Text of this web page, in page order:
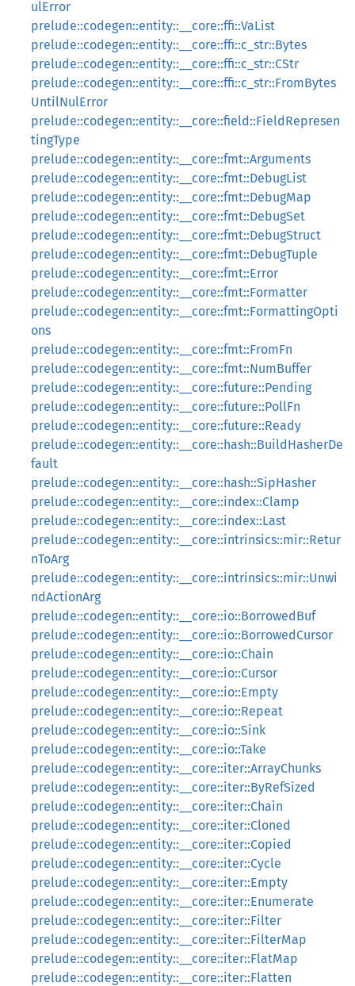
ulError
prelude::codegen::entity::__core::ffi::VaList
prelude::codegen::entity::__core::ffi::c_str::Bytes
prelude::codegen::entity::__core::ffi::c_str::CStr
prelude::codegen::entity::__core::ffi::c_str::FromBytes
UntilNulError
prelude::codegen::entity::__core::field::FieldRepresen
tingType
prelude::codegen::entity::__core::fmt::Arguments
prelude::codegen::entity::__core::fmt::DebugList
prelude::codegen::entity::__core::fmt::DebugMap
prelude::codegen::entity::__core::fmt::DebugSet
prelude::codegen::entity::__core::fmt::DebugStruct
prelude::codegen::entity::__core::fmt::DebugTuple
prelude::codegen::entity::__core::fmt::Error
prelude::codegen::entity::__core::fmt::Formatter
prelude::codegen::entity::__core::fmt::FormattingOpti
ons
prelude::codegen::entity::__core::fmt::FromFn
prelude::codegen::entity::__core::fmt::NumBuffer
prelude::codegen::entity::__core::future::Pending
prelude::codegen::entity::__core::future::PollFn
prelude::codegen::entity::__core::future::Ready
prelude::codegen::entity::__core::hash::BuildHasherDe
fault
prelude::codegen::entity::__core::hash::SipHasher
prelude::codegen::entity::__core::index::Clamp
prelude::codegen::entity::__core::index::Last
prelude::codegen::entity::__core::intrinsics::mir::Retur
nToArg
prelude::codegen::entity::__core::intrinsics::mir::Unwi
ndActionArg
prelude::codegen::entity::__core::io::BorrowedBuf
prelude::codegen::entity::__core::io::BorrowedCursor
prelude::codegen::entity::__core::io::Chain
prelude::codegen::entity::__core::io::Cursor
prelude::codegen::entity::__core::io::Empty
prelude::codegen::entity::__core::io::Repeat
prelude::codegen::entity::__core::io::Sink
prelude::codegen::entity::__core::io::Take
prelude::codegen::entity::__core::iter::ArrayChunks
prelude::codegen::entity::__core::iter::ByRefSized
prelude::codegen::entity::__core::iter::Chain
prelude::codegen::entity::__core::iter::Cloned
prelude::codegen::entity::__core::iter::Copied
prelude::codegen::entity::__core::iter::Cycle
prelude::codegen::entity::__core::iter::Empty
prelude::codegen::entity::__core::iter::Enumerate
prelude::codegen::entity::__core::iter::Filter
prelude::codegen::entity::__core::iter::FilterMap
prelude::codegen::entity::__core::iter::FlatMap
prelude::codegen::entity::__core::iter::Flatten